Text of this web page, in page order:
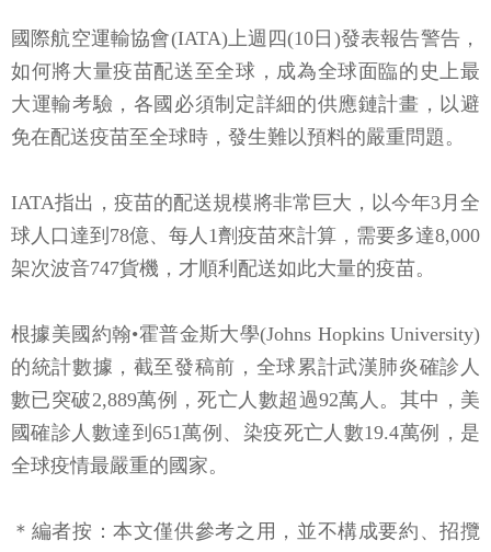
國際航空運輸協會(IATA)上週四(10日)發表報告警告，
如何將大量疫苗配送至全球，成為全球面臨的史上最
大運輸考驗，各國必須制定詳細的供應鏈計畫，以避
免在配送疫苗至全球時，發生難以預料的嚴重問題。
IATA指出，疫苗的配送規模將非常巨大，以今年3月全
球人口達到78億、每人1劑疫苗來計算，需要多達8,000
架次波音747貨機，才順利配送如此大量的疫苗。
根據美國約翰•霍普金斯大學(Johns Hopkins University)
的統計數據，截至發稿前，全球累計武漢肺炎確診人
數已突破2,889萬例，死亡人數超過92萬人。其中，美
國確診人數達到651萬例、染疫死亡人數19.4萬例，是
全球疫情最嚴重的國家。
＊編者按：本文僅供參考之用，並不構成要約、招攬